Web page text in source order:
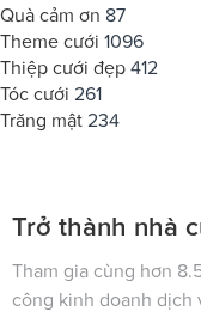
Quà cảm ơn 87
Theme cưới 1096
Thiệp cưới đẹp 412
Tóc cưới 261
Trăng mật 234
Trở thành nhà
Tham gia cùng hơn
công kinh doanh dịch